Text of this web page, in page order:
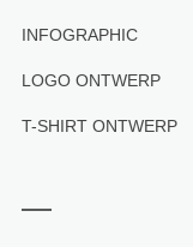
INFOGRAPHIC
LOGO ONTWERP
T-SHIRT ONTWERP